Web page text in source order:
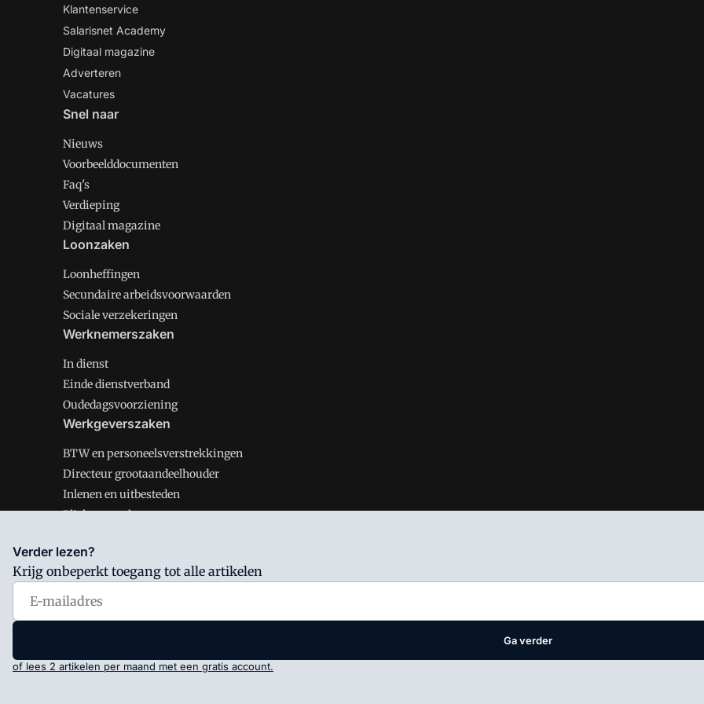
Klantenservice
Salarisnet Academy
Digitaal magazine
Adverteren
Vacatures
Snel naar
Nieuws
Voorbeelddocumenten
Faq's
Verdieping
Digitaal magazine
Loonzaken
Loonheffingen
Secundaire arbeidsvoorwaarden
Sociale verzekeringen
Werknemerszaken
In dienst
Einde dienstverband
Oudedagsvoorziening
Werkgeverszaken
BTW en personeelsverstrekkingen
Directeur grootaandeelhouder
Inlenen en uitbesteden
Plichten werkgever
Salarisnet is onderdeel van VMN media. Lees inons manifestwaar VMN media voor staat. Op gebruik van deze site zijn de
Voorwaarden
Verder lezen?
Krijg onbeperkt toegang tot alle artikelen
Ga verder
of lees 2 artikelen per maand met een gratis account.